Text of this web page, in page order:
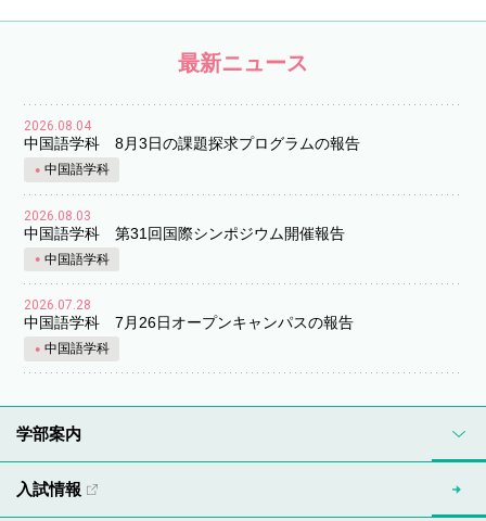
最新ニュース
2026.08.04
中国語学科 8月3日の課題探求プログラムの報告
中国語学科
2026.08.03
中国語学科 第31回国際シンポジウム開催報告
中国語学科
2026.07.28
中国語学科 7月26日オープンキャンパスの報告
中国語学科
学部案内
入試情報